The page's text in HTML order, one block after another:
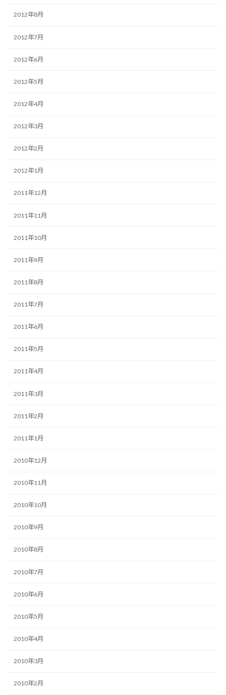
2012年8月
2012年7月
2012年6月
2012年5月
2012年4月
2012年3月
2012年2月
2012年1月
2011年12月
2011年11月
2011年10月
2011年9月
2011年8月
2011年7月
2011年6月
2011年5月
2011年4月
2011年3月
2011年2月
2011年1月
2010年12月
2010年11月
2010年10月
2010年9月
2010年8月
2010年7月
2010年6月
2010年5月
2010年4月
2010年3月
2010年2月